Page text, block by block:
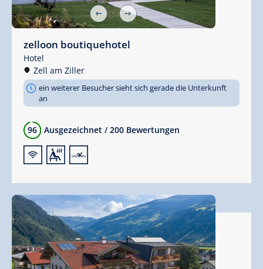
zelloon boutiquehotel
Hotel
Zell am Ziller
ein weiterer Besucher sieht sich gerade die Unterkunft
an
96 Ausgezeichnet / 200 Bewertungen
🜉🗔🅐